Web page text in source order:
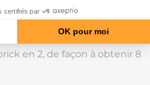
en 2, de façon à obtenir 8